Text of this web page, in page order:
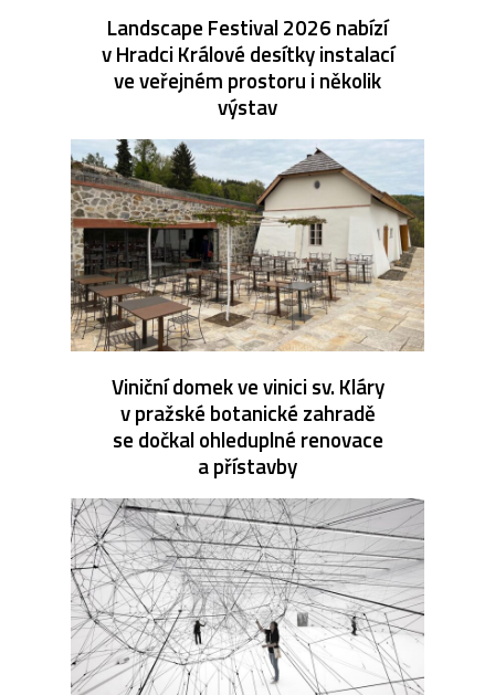
Landscape Festival 2026 nabízí
v Hradci Králové desítky instalací
ve veřejném prostoru i několik
výstav
Viniční domek ve vinici sv. Kláry
v pražské botanické zahradě
se dočkal ohleduplné renovace
a přístavby